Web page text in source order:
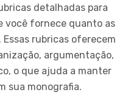
detalhadas para
você fornece quanto as
rubricas oferecem
argumentação,
o que ajuda a manter
sua monografia.